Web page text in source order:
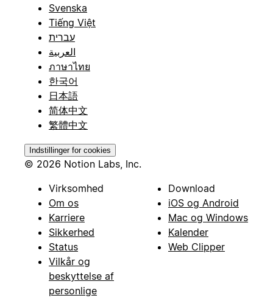
Svenska
Tiếng Việt
עברית
العربية
ภาษาไทย
한국어
日本語
简体中文
繁體中文
Indstillinger for cookies
© 2026 Notion Labs, Inc.
Virksomhed
Om os
Karriere
Sikkerhed
Status
Vilkår og
beskyttelse af
personlige
Download
iOS og Android
Mac og Windows
Kalender
Web Clipper